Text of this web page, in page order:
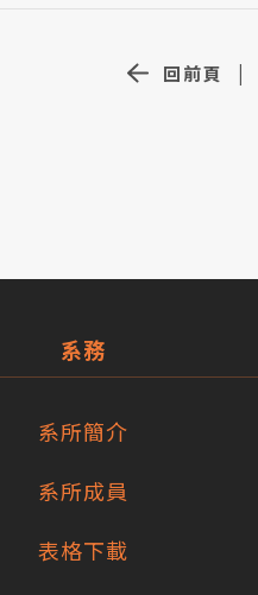
回前頁 |
系務
系所簡介
系所成員
表格下載